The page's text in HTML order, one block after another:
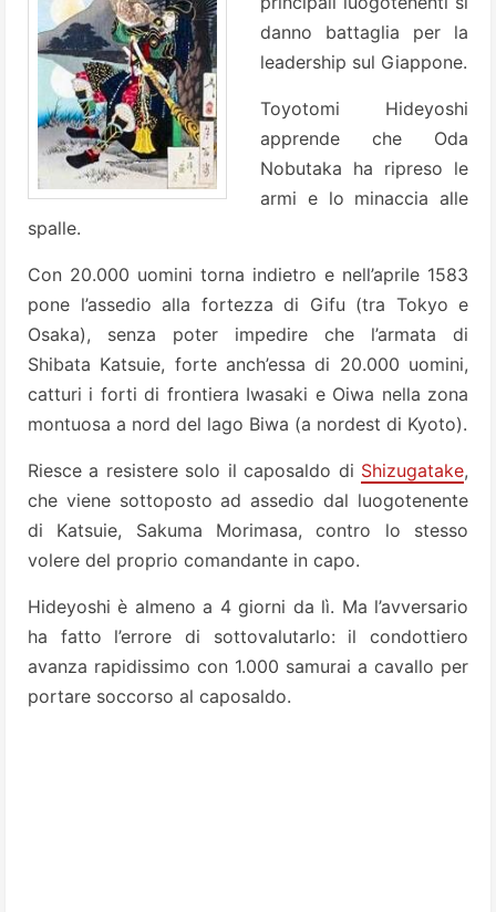
danno battaglia per la
leadership sul Giappone.
Toyotomi Hideyoshi
apprende che Oda
Nobutaka ha ripreso le
armi e lo minaccia alle
spalle.
Con 20.000 uomini torna indietro e nell’aprile 1583
pone l’assedio alla fortezza di Gifu (tra Tokyo e
Osaka), senza poter impedire che l’armata di
Shibata Katsuie, forte anch’essa di 20.000 uomini,
catturi i forti di frontiera Iwasaki e Oiwa nella zona
montuosa a nord del lago Biwa (a nordest di Kyoto).
Riesce a resistere solo il caposaldo di Shizugatake,
che viene sottoposto ad assedio dal luogotenente
di Katsuie, Sakuma Morimasa, contro lo stesso
volere del proprio comandante in capo.
Hideyoshi è almeno a 4 giorni da lì. Ma l’avversario
ha fatto l’errore di sottovalutarlo: il condottiero
avanza rapidissimo con 1.000 samurai a cavallo per
portare soccorso al caposaldo.